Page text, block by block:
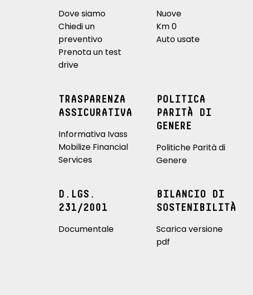
Dove siamo
Chiedi un
preventivo
Prenota un test
drive
Nuove
Km 0
Auto usate
TRASPARENZA
ASSICURATIVA
Informativa Ivass
Mobilize Financial
Services
POLITICA
PARITÀ DI
GENERE
Politiche Parità di
Genere
D.LGS.
231/2001
Documentale
BILANCIO DI
SOSTENIBILITÀ
Scarica versione
pdf